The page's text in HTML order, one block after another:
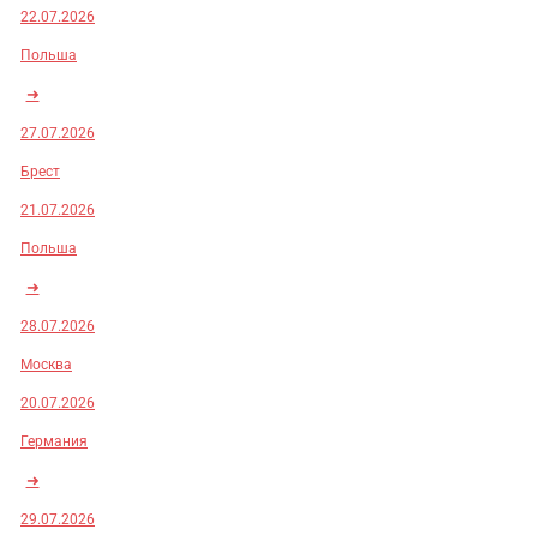
22.07.2026
Польша
➜
27.07.2026
Брест
21.07.2026
Польша
➜
28.07.2026
Москва
20.07.2026
Германия
➜
29.07.2026